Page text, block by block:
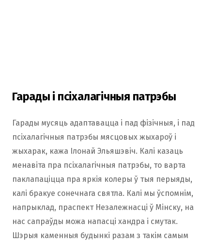
Гарады і псіхалагічныя патрэбы
Гарады мусяць адаптавацца і пад фізічныя, і пад
псіхалагічныя патрэбы мясцовых жыхароў і
жыхарак, кажа Ілонай Эльяшэвіч. Калі казаць
менавіта пра псіхалагічныя патрэбы, то варта
паклапаціцца пра яркія колеры ў тыя перыяды,
калі бракуе сонечнага святла. Калі мы ўспомнім,
напрыклад, праспект Незалежнасці ў Мінску, на
нас сапраўды можа напасці хандра і смутак.
Шэрыя каменныя будынкі разам з такім самым